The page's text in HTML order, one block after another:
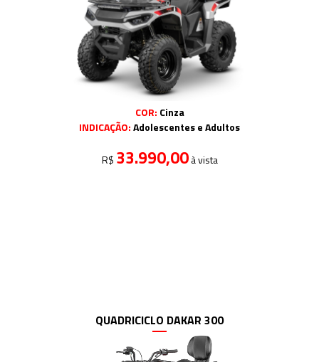
COR: Cinza
INDICAÇÃO:Adolescentes e Adultos
R$ 33.990,00à vista
QUADRICICLO DAKAR 300